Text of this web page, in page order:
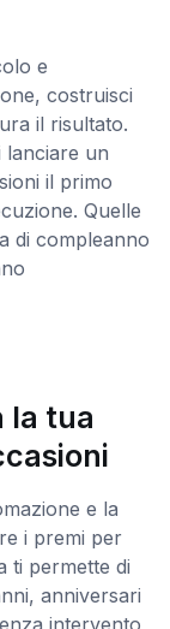
e
costruisci
il risultato.
lanciare un
il primo
Quelle
di compleanno
la tua
e la
i premi per
ti permette di
anniversari
intervento